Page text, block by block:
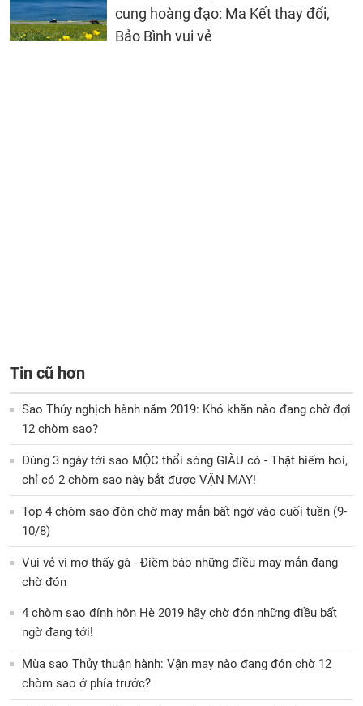
cung hoàng đạo: Ma Kết thay đổi,
Bảo Bình vui vẻ
Tin cũ hơn
Sao Thủy nghịch hành năm 2019: Khó khăn nào đang chờ đợi
12 chòm sao?
Đúng 3 ngày tới sao MỘC thổi sóng GIÀU có - Thật hiếm hoi,
chỉ có 2 chòm sao này bắt được VẬN MAY!
Top 4 chòm sao đón chờ may mắn bất ngờ vào cuối tuần (9-
10/8)
Vui vẻ vì mơ thấy gà - Điềm báo những điều may mắn đang
chờ đón
4 chòm sao đính hôn Hè 2019 hãy chờ đón những điều bất
ngờ đang tới!
Mùa sao Thủy thuận hành: Vận may nào đang đón chờ 12
chòm sao ở phía trước?